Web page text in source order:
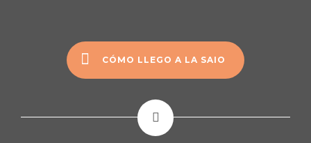
CÓMO LLEGO A LA SAIO